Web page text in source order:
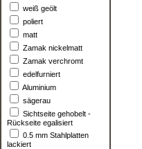
weiß geölt
poliert
matt
Zamak nickelmatt
Zamak verchromt
edelfurniert
Aluminium
sägerau
Sichtseite gehobelt -
Rückseite egalisiert
0.5 mm Stahlplatten
lackiert